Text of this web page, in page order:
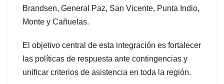
Brandsen, General Paz, San Vicente, Punta Indio,
Monte y Cañuelas.
El objetivo central de esta integración es fortalecer
las políticas de respuesta ante contingencias y
unificar criterios de asistencia en toda la región.